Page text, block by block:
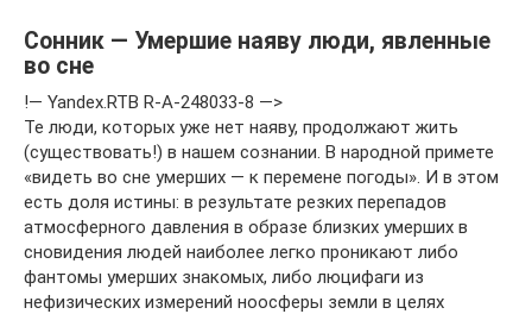
Сонник — Умершие наяву люди, явленные
во сне
!— Yandex.RTB R-A-248033-8 —>
Те люди, которых уже нет наяву, продолжают жить
(существовать!) в нашем сознании. В народной примете
«видеть во сне умерших — к перемене погоды». И в этом
есть доля истины: в результате резких перепадов
атмосферного давления в образе близких умерших в
сновидения людей наиболее легко проникают либо
фантомы умерших знакомых, либо люцифаги из
нефизических измерений ноосферы земли в целях